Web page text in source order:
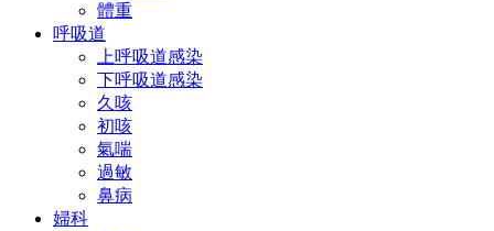
體重
呼吸道
上呼吸道感染
下呼吸道感染
久咳
初咳
氣喘
過敏
鼻病
婦科